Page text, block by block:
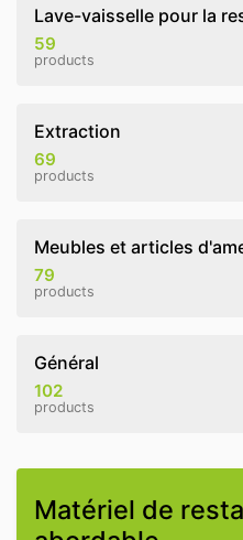
Lave-vaisselle pour la
59
products
Extraction
69
products
Meubles et articles
79
products
Général
102
products
Matériel de